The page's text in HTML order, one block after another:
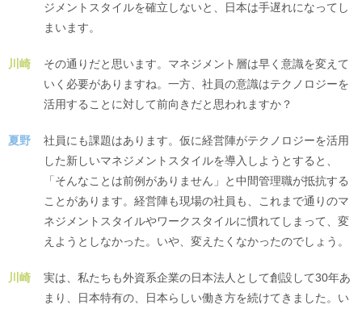
ジメントスタイルを確立しないと、日本は手遅れになってし
まいます。
川崎
その通りだと思います。マネジメント層は早く意識を変えて
いく必要がありますね。一方、社員の意識はテクノロジーを
活用することに対して前向きだと思われますか？
夏野
社員にも課題はあります。仮に経営陣がテクノロジーを活用
した新しいマネジメントスタイルを導入しようとすると、
「そんなことは前例がありません」と中間管理職が抵抗する
ことがあります。経営陣も現場の社員も、これまで通りのマ
ネジメントスタイルやワークスタイルに慣れてしまって、変
えようとしなかった。いや、変えたくなかったのでしょう。
川崎
実は、私たちも外資系企業の日本法人として創設して30年あ
まり、日本特有の、日本らしい働き方を続けてきました。い